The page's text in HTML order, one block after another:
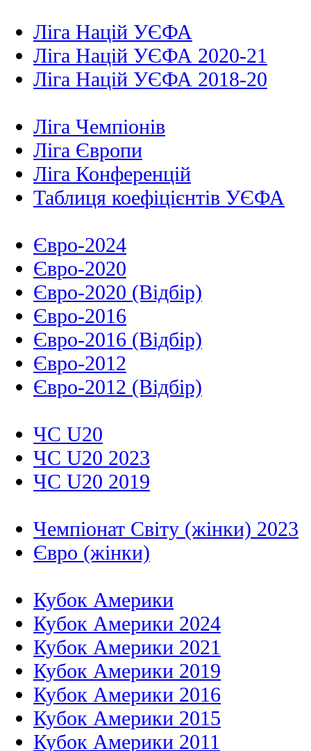
Ліга Націй УЄФА
Ліга Націй УЄФА 2020-21
Ліга Націй УЄФА 2018-20
Ліга Чемпіонів
Ліга Європи
Ліга Конференцій
Таблиця коефіцієнтів УЄФА
Євро-2024
Євро-2020
Євро-2020 (Відбір)
Євро-2016
Євро-2016 (Відбір)
Євро-2012
Євро-2012 (Відбір)
ЧС U20
ЧС U20 2023
ЧС U20 2019
Чемпіонат Світу (жінки) 2023
Євро (жінки)
Кубок Америки
Кубок Америки 2024
Кубок Америки 2021
Кубок Америки 2019
Кубок Америки 2016
Кубок Америки 2015
Кубок Америки 2011